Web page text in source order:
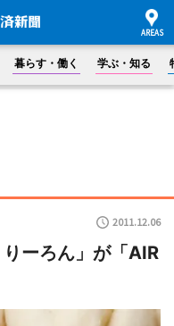
暮らす・働く 学ぶ・知る
2011.12.06
ーろん」が「AIR